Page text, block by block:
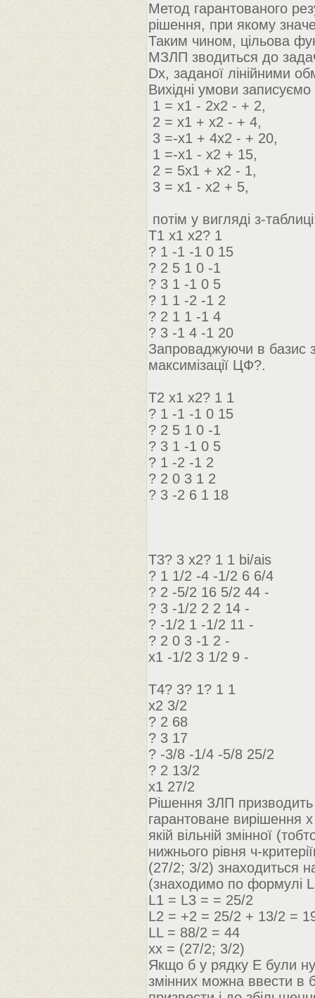
Метод гарантованого
рішення, при якому
Таким чином, цільова
МЗЛП зводиться до
Dx, заданої лінійними
Вихідні умови
1 = х1 - 2х2 - + 2,
2 = х1 + х2 - + 4,
3 =-х1 + 4х2 - + 20,
1 =-х1 - х2 + 15,
2 = 5х1 + х2 - 1,
3 = x1 - х2 + 5,
потім у вигляді з-
Т1 х1 х2? 1
? 1 -1 -1 0 15
? 2 5 1 0 -1
? 3 1 -1 0 5
? 1 1 -2 -1 2
? 2 1 1 -1 4
? 3 -1 4 -1 20
Запроваджуючи в базис
максимізації ЦФ?.
Т2 х1 х2? 1 1
? 1 -1 -1 0 15
? 2 5 1 0 -1
? 3 1 -1 0 5
? 1 -2 -1 2
? 2 0 3 1 2
? 3 -2 6 1 18
Т3? 3 x2? 1 1 bi/ais
? 1 1/2 -4 -1/2 6 6/4
? 2 -5/2 16 5/2 44 -
? 3 -1/2 2 2 14 -
? -1/2 1 -1/2 11 -
? 2 0 3 -1 2 -
х1 -1/2 3 1/2 9 -
Т4? 3? 1? 1 1
x2 3/2
? 2 68
? 3 17
? -3/8 -1/4 -5/8 25/2
? 2 13/2
х1 27/2
Рішення ЗЛП
гарантоване вирішення
якій вільній змінної
нижнього рівня ч-
(27/2; 3/2) знаходиться
(знаходимо по формулі
L1 = L3 = = 25/2
L2 = +2 = 25/2 + 13/2 =
LL = 88/2 = 44
xx = (27/2; 3/2)
Якщо б у рядку Е були
змінних можна ввести в